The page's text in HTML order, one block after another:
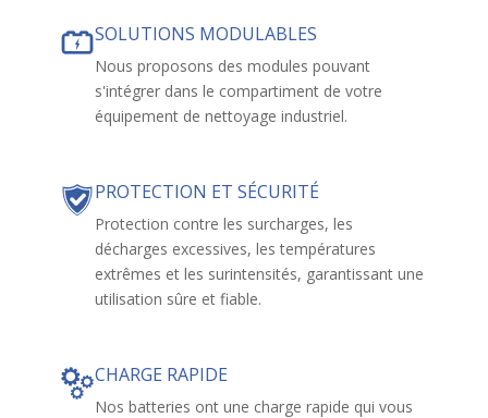
SOLUTIONS MODULABLES
Nous proposons des modules pouvant
s'intégrer dans le compartiment de votre
équipement de nettoyage industriel.
PROTECTION ET SÉCURITÉ
Protection contre les surcharges, les
décharges excessives, les températures
extrêmes et les surintensités, garantissant une
utilisation sûre et fiable.
CHARGE RAPIDE
Nos batteries ont une charge rapide qui vous